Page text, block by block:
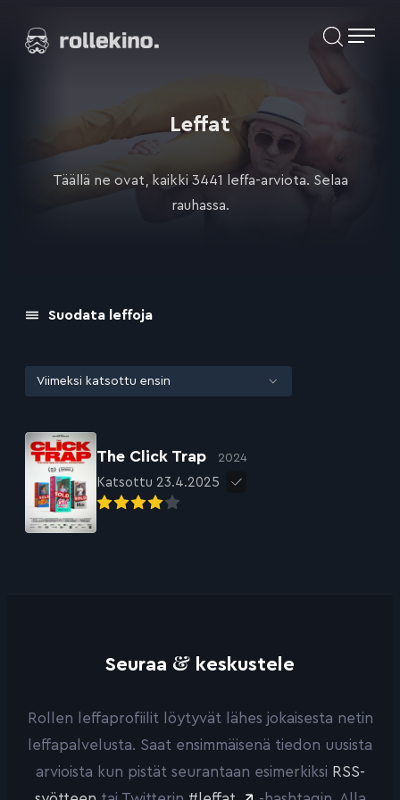
suoraan
Elokuvat ja elokuva-arviot | Rollekino.fi
Leffat
Täällä ne ovat, kaikki 3441 leffa-arviota. Selaa
rauhassa.
Suodata leffoja
The Click Trap 2024
Katsottu 23.4.2025
Seuraa & keskustele
Rollen leffaprofiilit löytyvät lähes jokaisesta netin
leffapalvelusta. Saat ensimmäisenä tiedon uusista
arvioista kun pistät seurantaan esimerkiksi RSS-